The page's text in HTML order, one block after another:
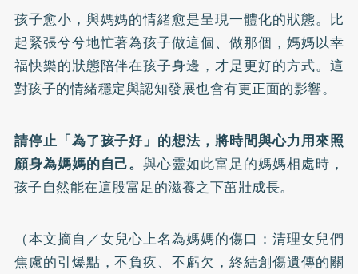
孩子愈小，與媽媽的情緒愈是呈現一體化的狀態。比
起緊張兮兮地忙著為孩子做這個、做那個，媽媽以幸
福快樂的狀態陪伴在孩子身邊，才是更好的方式。這
對孩子的情緒穩定與認知發展也會有更正面的影響。
請停止「為了孩子好」的想法，將時間與心力用來照
顧身為媽媽的自己。與心靈如此富足的媽媽相處時，
孩子自然能在這股富足的滋養之下茁壯成長。
（本文摘自／女兒心上名為媽媽的傷口：清理女兒們
焦慮的引爆點，不負疚、不虧欠，終結創傷遺傳的關